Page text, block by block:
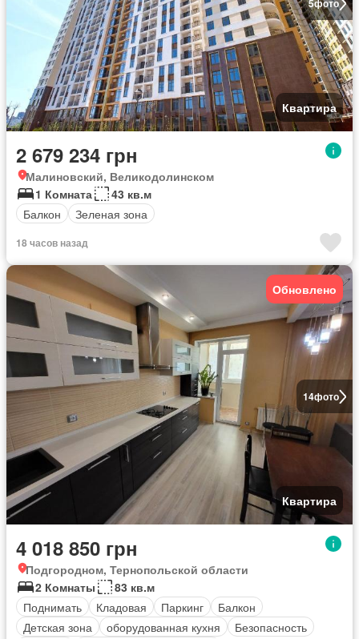
5фото
Квартира
2 679 234 грн
Малиновский, Великодолинском
1 Комната
43 кв.м
Балкон
Зеленая зона
18 часов назад
14фото
Обновлено
Квартира
4 018 850 грн
Подгородном, Тернопольской области
2 Комнаты
83 кв.м
Поднимать
Кладовая Паркинг
Балкон
Детская зона
оборудованная кухня
Безопасность